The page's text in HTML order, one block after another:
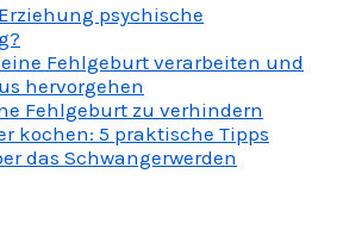
psychische
Fehlgeburt verarbeiten und
hervorgehen
Fehlgeburt zu verhindern
kochen: 5 praktische Tipps
das Schwangerwerden